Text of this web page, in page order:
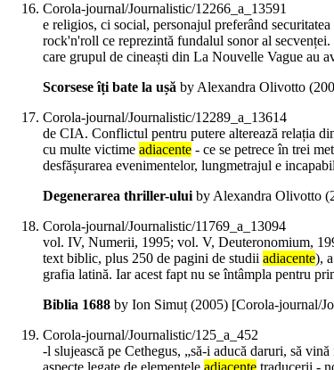
Corola-journal/Journalistic/12266_a_13591
e religios, ci social, personajul preferând
rock'n'roll ce reprezintă fundalul sonor al
care grupul de cineaști din La Nouvelle Vague au
Scorsese îți bate la ușă by Alexandra Olivotto (
Corola-journal/Journalistic/12289_a_13614
de CIA. Conflictul pentru putere alterează relația
cu multe victime adiacente - ce se petrece în trei
desfășurarea evenimentelor, lungmetrajul e
Degenerarea thriller-uluiby Alexandra Olivotto (
Corola-journal/Journalistic/11769_a_13094
vol. IV, Numerii, 1995; vol. V, Deuteronomium,
text biblic, plus 250 de pagini de studii adiacente),
grafia latină. Iar acest fapt nu se întâmpla pentru
Biblia 1688 by Ion Simuț (2005) [Corola-journal/
Corola-journal/Journalistic/125_a_452
-l slujească pe Cethegus, „să-i aducă daruri, să